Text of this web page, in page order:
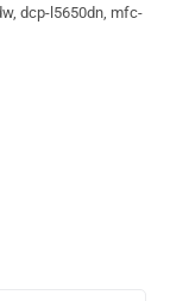
dcp-l5650dn, mfc-